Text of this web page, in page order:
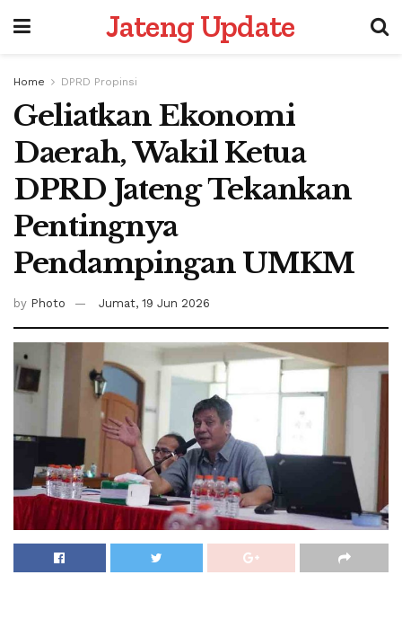
Jateng Update
Home DPRD Propinsi
Geliatkan Ekonomi
Daerah, Wakil Ketua
DPRD Jateng Tekankan
Pentingnya
Pendampingan UMKM
by Photo Jumat, 19 Jun 2026